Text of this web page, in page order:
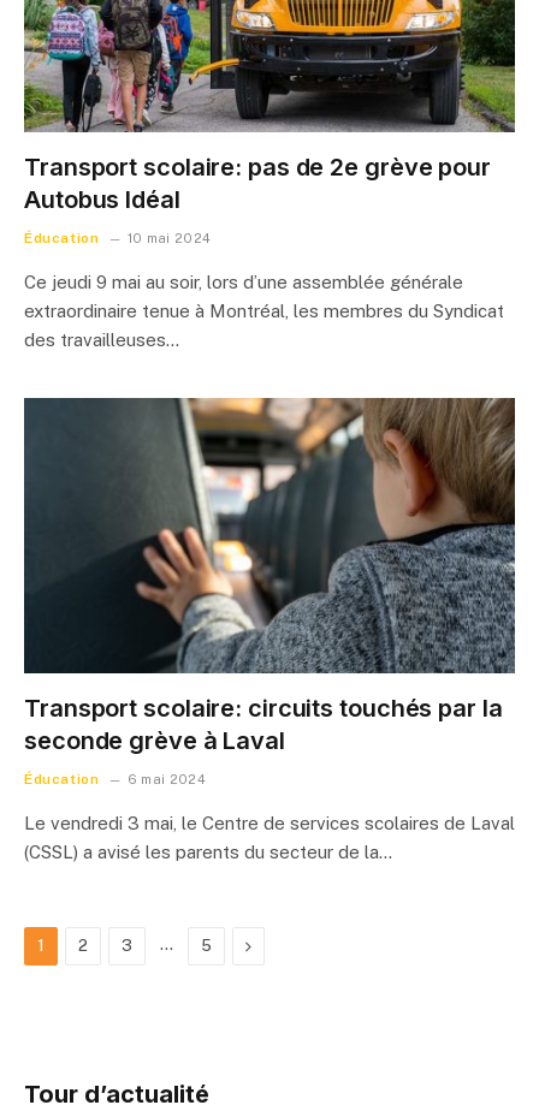
Transport scolaire: pas de 2e grève pour
Autobus Idéal
Éducation 10 mai 2024
Ce jeudi 9 mai au soir, lors d’une assemblée générale
extraordinaire tenue à Montréal, les membres du Syndicat
des travailleuses…
Transport scolaire: circuits touchés par la
seconde grève à Laval
Éducation 6 mai 2024
Le vendredi 3 mai, le Centre de services scolaires de Laval
(CSSL) a avisé les parents du secteur de la…
1 2 3 … 5 Next
Tour d’actualité